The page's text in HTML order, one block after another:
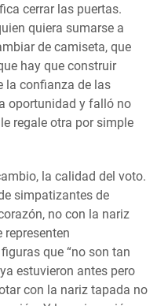
cerrar las puertas.
quiera sumarse a
de camiseta, que
hay que construir
la confianza de las
oportunidad y falló no
regale otra por simple
la calidad del voto.
simpatizantes de
no con la nariz
que “no son tan
estuvieron antes pero
con la nariz tapada no